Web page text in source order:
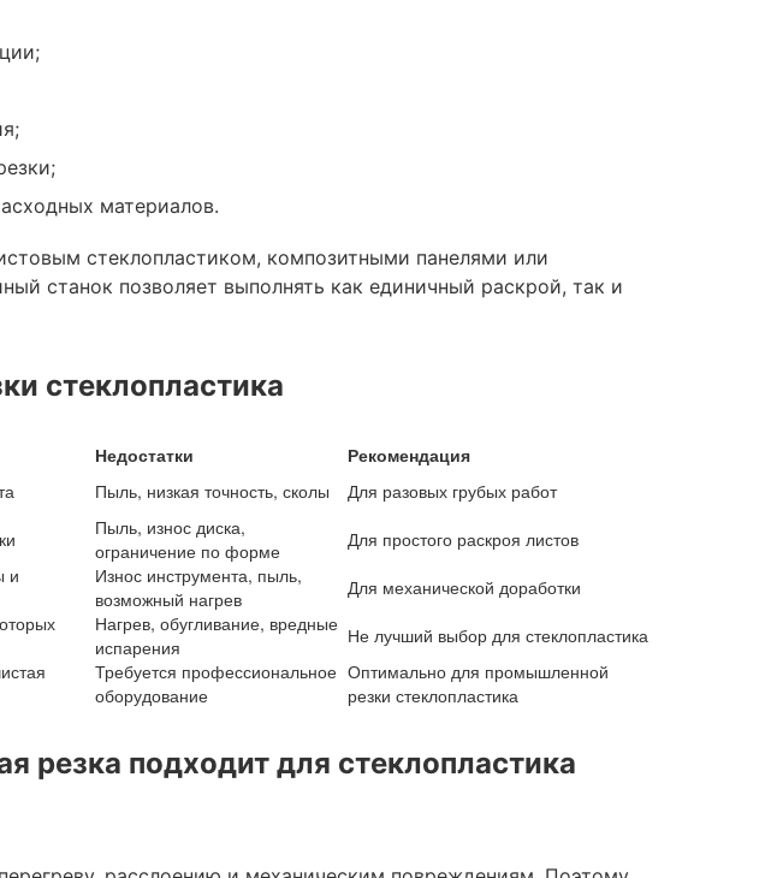
материалов.
стеклопластиком, композитными панелями или
станок позволяет выполнять как единичный раскрой, так и
стеклопластика
Недостатки
Рекомендация
Пыль, низкая точность, сколы
Для разовых грубых работ
Пыль, износ диска,
ограничение по форме
Для простого раскроя листов
и
Износ инструмента, пыль,
возможный нагрев
Для механической доработки
Нагрев, обугливание, вредные
испарения
Не лучший выбор для стеклопластика
Требуется профессиональное
оборудование
Оптимально для промышленной
резки стеклопластика
резка подходит для стеклопластика